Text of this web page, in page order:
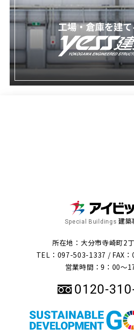
Special Buildings 建築
所在地：大分市寺崎町2
TEL：097-503-1337 / FAX
営業時間：9：00～
0120-